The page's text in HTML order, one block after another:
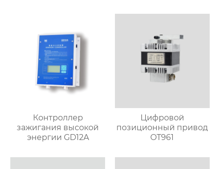
Контроллер
зажигания высокой
энергии GD12A
Цифровой
позиционный привод
OT961